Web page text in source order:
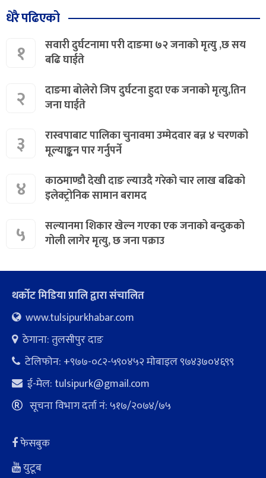
धेरै पढिएको
१
सवारी दुर्घटनामा परी दाङमा ७२ जनाको मृत्यु ,छ सय
बढि घाईते
२
दाङमा बोलेरो जिप दुर्घटना हुदा एक जनाको मृत्यु,तिन
जना घाईते
३
रास्वपाबाट पालिका चुनावमा उम्मेदवार बन्न ४ चरणको
मूल्याङ्कन पार गर्नुपर्ने
४
काठमाण्डौ देखी दाङ ल्याउदै गरेको चार लाख बढिको
इलेक्ट्रोनिक सामान बरामद
५
सल्यानमा शिकार खेल्न गएका एक जनाको बन्दुकको
गोली लागेर मृत्यु, छ जना पक्राउ
थर्कोट मिडिया प्रालि द्वारा संचालित
www.tulsipurkhabar.com
ठेगाना: तुलसीपुर दाङ
टेलिफोन: +९७७-०८२-५९०४५२ माेबाइल ९७४३७०४६९९
ई-मेल: tulsipurk@gmail.com
सूचना विभाग दर्ता नं: ५१७/२०७४/७५
फेसबुक
युटूब